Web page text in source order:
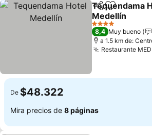
Compartir
Agregar a
Tequendama
Medellín
Ver precios
4 Estrellas
8,4 Muy bueno
a 1.5 km de:
Restaurante MED
De $48.322
Mira precios de 8 páginas